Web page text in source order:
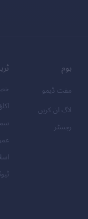
ہوم
مفت ڈیمو
لاگ ان کریں
رجسٹر